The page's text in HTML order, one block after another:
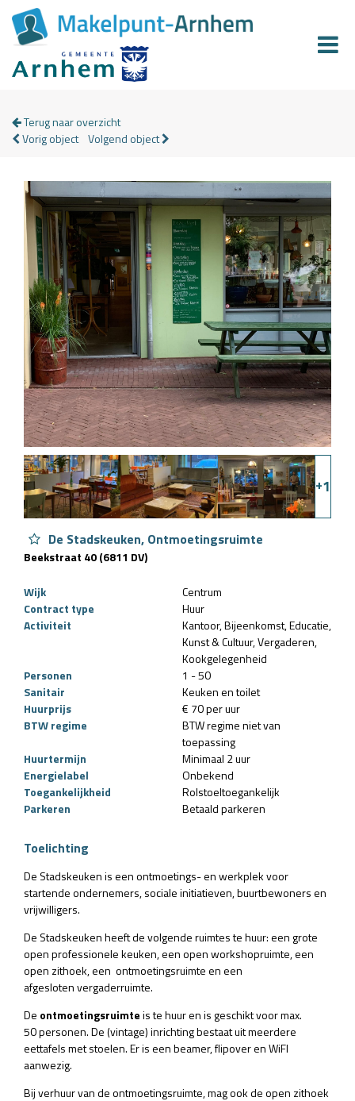
Terug naar overzicht
Vorig object Volgend object
+1
De Stadskeuken, Ontmoetingsruimte
Beekstraat 40 (6811 DV)
Wijk
Centrum
Contract type
Huur
Activiteit
Kantoor Bijeenkomst Educatie
Kunst & Cultuur Vergaderen
Kookgelegenheid
Personen
1 - 50
Sanitair
Keuken en toilet
Huurprijs
€ 70 per uur
BTW regime
BTW regime niet van
toepassing
Huurtermijn
Minimaal 2 uur
Energielabel
Onbekend
Toegankelijkheid
Rolstoeltoegankelijk
Parkeren
Betaald parkeren
Toelichting
De Stadskeuken is een ontmoetings- en werkplek voor
startende ondernemers, sociale initiatieven, buurtbewoners en
vrijwilligers.
De Stadskeuken heeft de volgende ruimtes te huur: een grote
open professionele keuken, een open workshopruimte, een
open zithoek, een ontmoetingsruimte en een
afgesloten vergaderruimte.
De ontmoetingsruimteis te huur en is geschikt voor max.
50 personen. De (vintage) inrichting bestaat uit meerdere
eettafels met stoelen. Er is een beamer, flipover en WiFI
aanwezig.
Bij verhuur van de ontmoetingsruimte, mag ook de open zithoek